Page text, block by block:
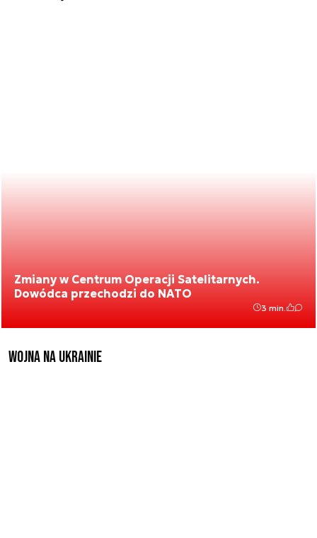
Zmiany w Centrum Operacji Satelitarnych.
Dowódca przechodzi do NATO
3 min.
Wojna na Ukrainie